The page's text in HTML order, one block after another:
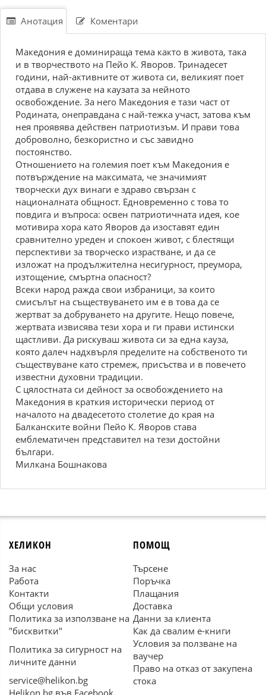
Анотация Коментари
Македония е доминираща тема както в живота, така
и в творчеството на Пейо К. Яворов. Тринадесет
години, най-активните от живота си, великият поет
отдава в служене на каузата за нейното
освобождение. За него Македония е тази част от
Родината, онеправдана с най-тежка участ, затова към
нея проявява действен патриотизъм. И прави това
доброволно, безкористно и със завидно
постоянство.
Отношението на големия поет към Македония е
потвърждение на максимата, че значимият
творчески дух винаги е здраво свързан с
националната общност. Едновременно с това то
повдига и въпроса: освен патриотичната идея, кое
мотивира хора като Яворов да изоставят един
сравнително уреден и спокоен живот, с блестящи
перспективи за творческо израстване, и да се
изложат на продължителна несигурност, преумора,
изтощение, смъртна опасност?
Всеки народ ражда свои избраници, за които
смисълът на съществуването им е в това да се
жертват за добруването на другите. Нещо повече,
жертвата извисява тези хора и ги прави истински
щастливи. Да рискуваш живота си за една кауза,
която далеч надхвърля пределите на собственото ти
съществуване като стремеж, присъства и в повечето
известни духовни традиции.
С цялостната си дейност за освобождението на
Македония в краткия исторически период от
началото на двадесетото столетие до края на
Балканските войни Пейо К. Яворов става
емблематичен представител на тези достойни
българи.
Милкана Бошнакова
ХЕЛИКОН
За нас
Работа
Контакти
Общи условия
Политика за използване на
"бисквитки"
Политика за сигурност на
личните данни
service@helikon.bg
Helikon.bg във Facebook
ПОМОЩ
Търсене
Поръчка
Плащания
Доставка
Данни за клиента
Как да свалим е-книги
Условия за ползване на
ваучер
Право на отказ от закупена
стока